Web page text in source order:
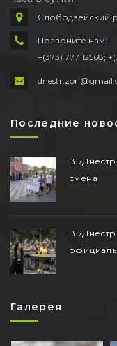
Слободзейский
Позвоните нам:
+(373) 777 12568;
Последние
В
смена
В
Галерея